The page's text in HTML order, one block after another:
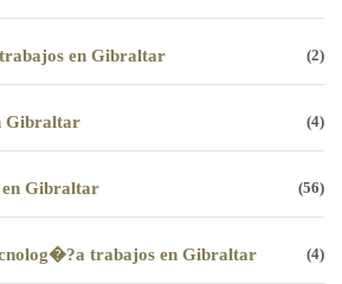
en Gibraltar (2)
Gibraltar (4)
Gibraltar (56)
trabajos en Gibraltar (4)